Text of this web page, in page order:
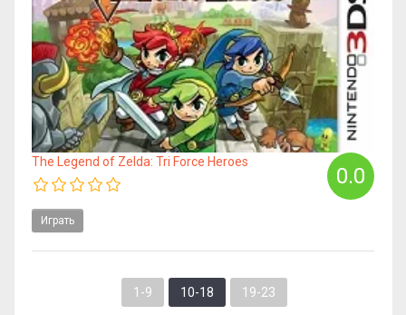
0.0
The Legend of Zelda: Tri Force Heroes
Играть
1-9 10-18 19-23